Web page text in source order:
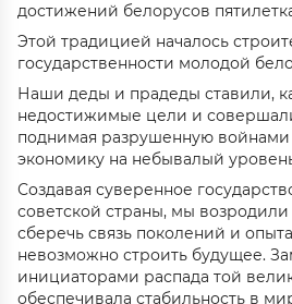
достижений белорусов
Этой традицией началось
государственности молодой
Наши деды и прадеды ставили,
недостижимые цели и
поднимая разрушенную
экономику на небывалый
Создавая суверенное
советской страны, мы
сберечь связь поколений и
невозможно строить будущее.
инициаторами распада той
обеспечивала стабильность в